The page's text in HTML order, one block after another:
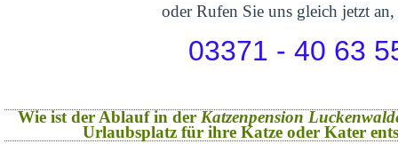
oder Rufen Sie uns gleich jetzt an,
03371 - 40 63
Wie ist der Ablauf in der Katzenpension
Urlaubsplatz für ihre Katze oder Kater